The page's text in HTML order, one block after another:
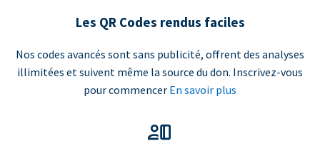
Les QR Codes rendus faciles
Nos codes avancés sont sans publicité, offrent des analyses
illimitées et suivent même la source du don. Inscrivez-vous
pour commencer En savoir plus